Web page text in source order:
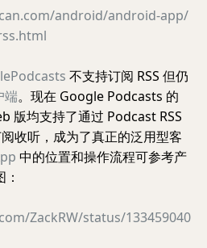
android/android-app/
不支持订阅 RSS 但仍
端。现在 Google Podcasts 的
版均支持了通过 Podcast RSS
收听，成为了真正的泛用型客
中的位置和操作流程可参考产
ZackRW/status/133459040